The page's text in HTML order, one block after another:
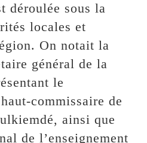
déroulée sous la
locales et
On notait la
général de la
le
commissaire de
ainsi que
de l’enseignement